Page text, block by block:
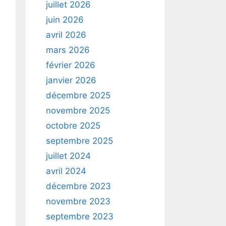
juillet 2026
juin 2026
avril 2026
mars 2026
février 2026
janvier 2026
décembre 2025
novembre 2025
octobre 2025
septembre 2025
juillet 2024
avril 2024
décembre 2023
novembre 2023
septembre 2023